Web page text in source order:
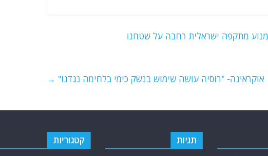
מתקפה ישראלית רחבה על שטחנו
אוקראינה- "רוסיה עושה שימוש בנשק כימי בלחימה נגדנו" →
תגיות קטגוריות